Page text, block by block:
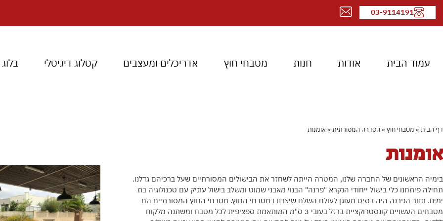
03-9114191
עמוד הבית אודות חנות מטבחי חוץ אדריכלים ומעצבים קטלוג דיגיטלי בלוג
דף הבית » מטבחי חוץ »הסדרה המסורתית » אומנות
אומנות
בימיה הראשונים של החברה שלנו, המטרה הייתה לשחזר את הבישולים המסורתיים שעל ברכיהם גדלנו.
תחילה פיתחנו כלי בישול ייחודי הנקרא "פרנה" הבנוי מאבני שמוט ומשלב בישול עתיק עם טכנולוגיה בת
ימינו. תנור הפרנה היה בסיס מעוגן לעולם השלם שיצרנו במטבחי החוץ. מטבחי החוץ המסורתיים הם
מטבחים העשויים קונסטרוקציית ברזל בעובי 3 ס"מ המותאמת ספציפית לכל מטבח ומשתנה מלקוח